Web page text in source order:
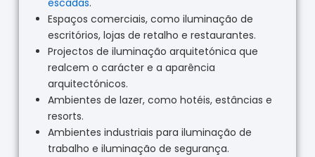
escadas.
Espaços comerciais, como iluminação de
escritórios, lojas de retalho e restaurantes.
Projectos de iluminação arquitetónica que
realcem o carácter e a aparência
arquitectónicos.
Ambientes de lazer, como hotéis, estâncias e
resorts.
Ambientes industriais para iluminação de
trabalho e iluminação de segurança.